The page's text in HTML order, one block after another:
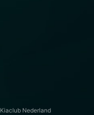
Kiaclub Nederland